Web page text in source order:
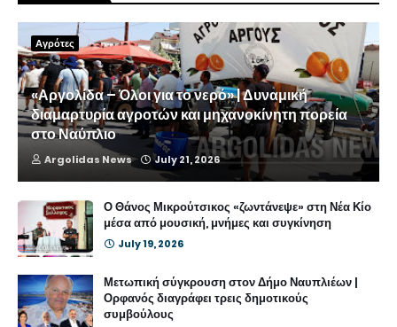
Αγρότες
«Αργολίδα – Όλοι για το νερό» | Δυναμική
διαμαρτυρία αγροτών και μηχανοκίνητη πορεία
στο Ναύπλιο
Argolidas News July 21, 2026
Ο Θάνος Μικρούτσικος «ζωντάνεψε» στη Νέα Κίο
μέσα από μουσική, μνήμες και συγκίνηση
July 19, 2026
Μετωπική σύγκρουση στον Δήμο Ναυπλιέων |
Ορφανός διαγράφει τρεις δημοτικούς
συμβούλους